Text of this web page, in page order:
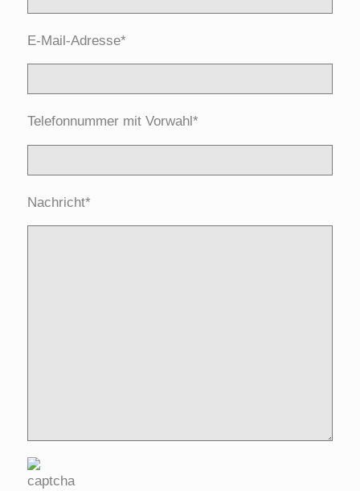
E-Mail-Adresse*
Telefonnummer mit Vorwahl*
Nachricht*